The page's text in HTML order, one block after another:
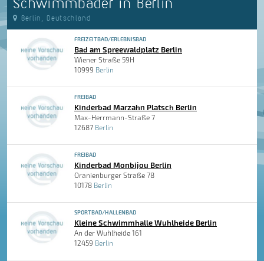
Berlin, Deutschland
FREIZEITBAD/ERLEBNISBAD
Bad am Spreewaldplatz Berlin
Wiener Straße 59H
10999 Berlin
FREIBAD
Kinderbad Marzahn Platsch Berlin
Max-Herrmann-Straße 7
12687 Berlin
FREIBAD
Kinderbad Monbijou Berlin
Oranienburger Straße 78
10178 Berlin
SPORTBAD/HALLENBAD
Kleine Schwimmhalle Wuhlheide Berlin
An der Wuhlheide 161
12459 Berlin